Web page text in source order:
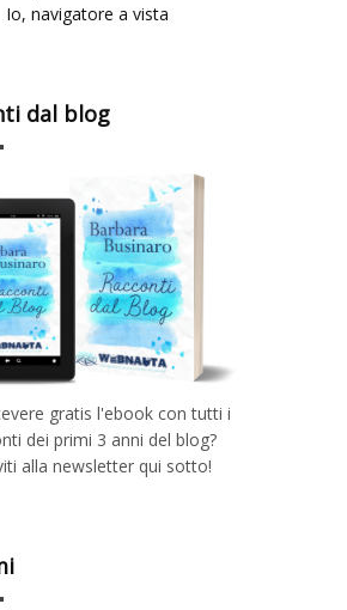
Io, navigatore a vista
dal blog
gratis l'ebook con tutti i
dei primi 3 anni del blog?
alla newsletter qui sotto!